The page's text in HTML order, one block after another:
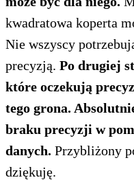
kwadratowa koperta
Nie wszyscy
precyzją. Po drugiej
które oczekują
tego grona.
braku precyzji w
danych. Przybliżony
dziękuję.